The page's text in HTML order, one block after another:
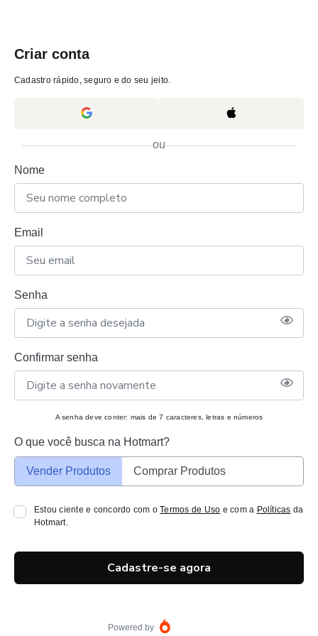
Criar conta
Cadastro rápido, seguro e do seu jeito.
ou
Nome
Email
Senha
Confirmar senha
A senha deve conter: mais de 7 caracteres, letras e números
O que você busca na Hotmart?
Vender Produtos Comprar Produtos
Estou ciente e concordo com oTermos de Uso e com a Políticas da
Hotmart.
Cadastre-se agora
Powered by